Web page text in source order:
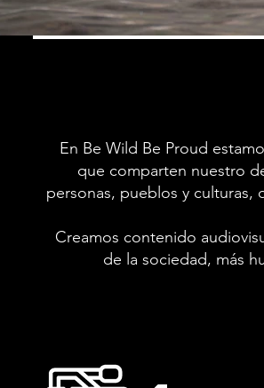
En Be Wild Be Proud
que comparten nuestro
personas, pueblos y culturas,
Creamos contenido
de la sociedad, más